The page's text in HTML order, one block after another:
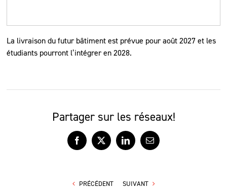
La livraison du futur bâtiment est prévue pour août 2027 et les
étudiants pourront l’intégrer en 2028.
Partager sur les réseaux!
Facebook
X LinkedInCourriel
PRÉCÉDENT SUIVANT